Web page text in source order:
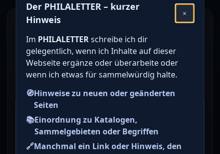
Der PHILALETTER – kurzer
Hinweis
×
Im PHILALETTERschreibe ich dir
gelegentlich, wenn ich Inhalte auf dieser
Webseite ergänze oder überarbeite oder
wenn ich etwas für sammelwürdig halte.
🧭Hinweise zu neuen oder geänderten
Seiten
📚Einordnung zu Katalogen,
Sammelgebieten oder Begriffen
🔗Manchmal ein Link oder Hinweis, den
Den Katalogwert von
deutschen Briefmarken
online bestimmen /
ermitteln
Briefmarke zu Westberlin 40.
Jahrestag der Beendigung der
Blockade Berlins (Berliner